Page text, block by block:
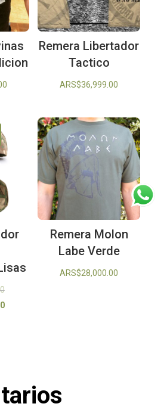
Remera Libertador
Tactico
ARS$36,999.00
El
precio
El
Remera Molon
Labe Verde
ARS$28,000.00